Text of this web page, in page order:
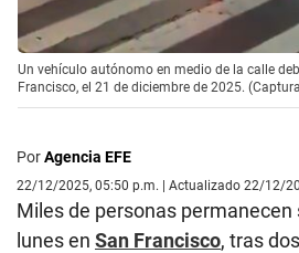
Un vehículo autónomo en medio de la calle
Francisco, el 21 de diciembre de 2025.
PorAgencia EFE
22/12/2025, 05:50 p.m. | Actualizado 22/12/
Miles de personas
lunes en San Francisco, tras